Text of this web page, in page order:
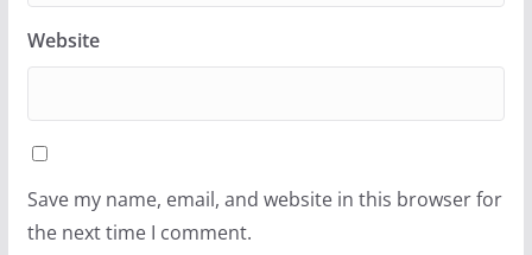
Website
Save my name, email, and website in this browser for
the next time I comment.